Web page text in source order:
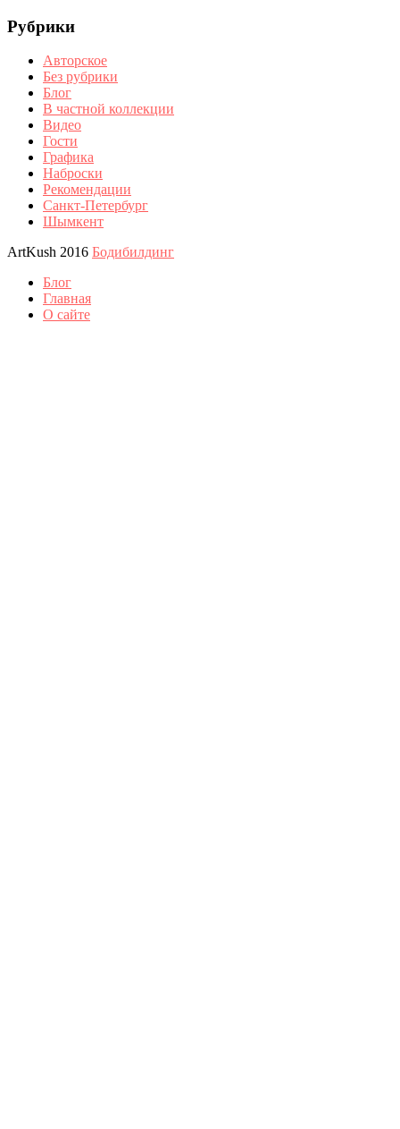
Рубрики
Авторское
Без рубрики
Блог
В частной коллекции
Видео
Гости
Графика
Наброски
Рекомендации
Санкт-Петербург
Шымкент
ArtKush 2016 Бодибилдинг
Блог
Главная
О сайте